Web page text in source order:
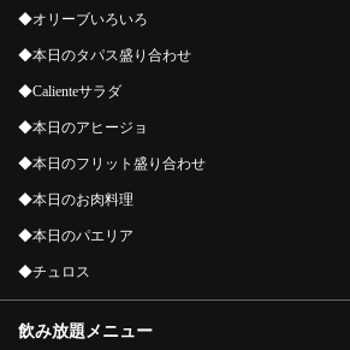
◆オリーブいろいろ
◆本日のタパス盛り合わせ
◆Calienteサラダ
◆本日のアヒージョ
◆本日のフリット盛り合わせ
◆本日のお肉料理
◆本日のパエリア
◆チュロス
飲み放題メニュー
プレミアム飲み放題付【定番】カリエン
ペインバル カリエンテ